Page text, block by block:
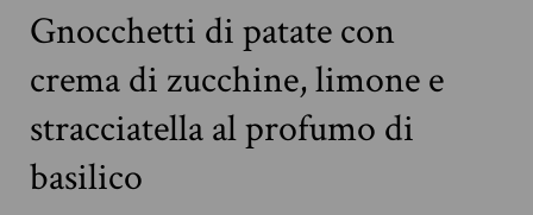
Gnocchetti di patate con
crema di zucchine, limone e
stracciatella al profumo di
basilico